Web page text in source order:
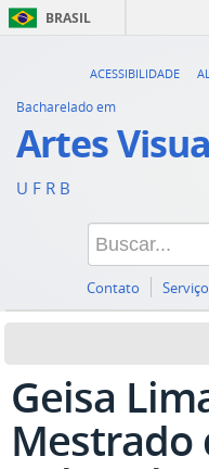
BRASIL
ACESSIBILIDADE
Bacharelado em
Artes
U F R B
Contato
Geisa
Mestrado